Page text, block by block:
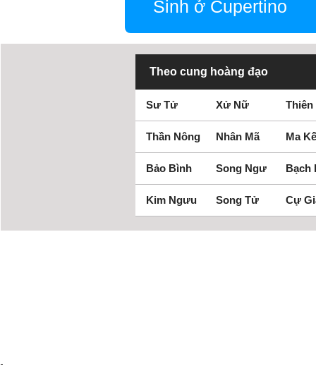
Sinh ở Cupertino
Theo cung hoàng đạo
Sư Tử Xử Nữ
Thần Nông Nhân Mã Ma
Bảo Bình Song Ngư Bạch
Kim Ngưu Song Tử Cự